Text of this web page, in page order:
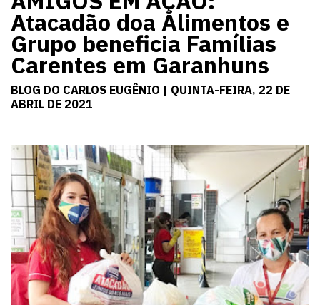
Atacadão doa Alimentos e
Grupo beneficia Famílias
Carentes em Garanhuns
BLOG DO CARLOS EUGÊNIO | QUINTA-FEIRA, 22 DE
ABRIL DE 2021